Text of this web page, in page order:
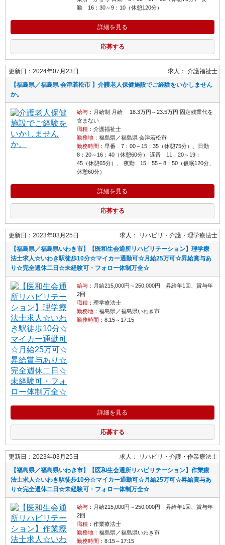
勤 16：30～9：10（休憩120分）
詳細を見る
応募する
更新日：2024年07月23日 求人： 介護福祉士
【福島県／福島県 会津若松市 】介護老人保健施設でご経験をいかしません
か。
給与：月給制 月給 18.3万円～23.5万円 固定残業代を
含まない
職種：介護福祉士
勤務地：福島県／福島県 会津若松市
勤務時間 ：早番 7：00～15：35（休憩75分）、日勤
8：20～16：40（休憩60分） 遅番 11：20～19：
45（休憩65分）、 夜勤 15：55～8：50（仮眠120分、
休憩60分）
詳細を見る
応募する
更新日：2023年03月25日 求人： リハビリ・介護
理学療法士
【福島県／福島県いわき市】【医和生会通所リハビリテーション】理学療
法士求人☆いわき駅徒歩10分☆マイカー通勤可☆月給25万可☆昇給賞与あ
り☆完全週休二日☆未経験可・フォロー体制万全☆
給与：月給215,000円～250,000円 昇給年1回、賞与年
2回
職種：理学療法士
勤務地：福島県／福島県いわき市
勤務時間 ：8:15～17:15
詳細を見る
応募する
更新日：2023年03月25日 求人： リハビリ・介護
作業療法士
【福島県／福島県いわき市】【医和生会通所リハビリテーション】作業療
法士求人☆いわき駅徒歩10分☆マイカー通勤可☆月給25万可☆昇給賞与あ
り☆完全週休二日☆未経験可・フォロー体制万全☆
給与：月給215,000円～250,000円 昇給年1回、賞与年
2回
職種：作業療法士
勤務地：福島県／福島県いわき市
勤務時間 ：8:15～17:15